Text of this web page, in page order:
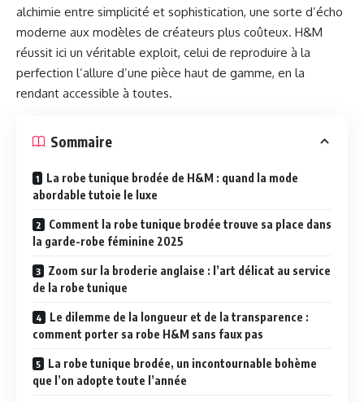
alchimie entre simplicité et sophistication, une sorte d’écho
moderne aux modèles de créateurs plus coûteux. H&M
réussit ici un véritable exploit, celui de reproduire à la
perfection l’allure d’une pièce haut de gamme, en la
rendant accessible à toutes.
Sommaire
La robe tunique brodée de H&M : quand la mode
abordable tutoie le luxe
Comment la robe tunique brodée trouve sa place dans
la garde-robe féminine 2025
Zoom sur la broderie anglaise : l’art délicat au service
de la robe tunique
Le dilemme de la longueur et de la transparence :
comment porter sa robe H&M sans faux pas
La robe tunique brodée, un incontournable bohème
que l’on adopte toute l’année